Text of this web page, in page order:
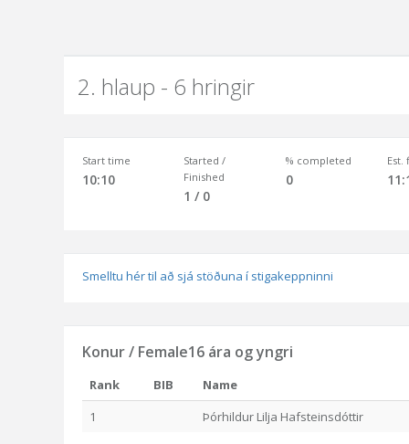
2. hlaup - 6 hringir
Start time
10:10
Started /
Finished
1 / 0
% completed
0
Est.
Smelltu hér til að sjá stöðuna í stigakeppninni
Konur / Female16 ára og yngri
Rank BIB
Name
1
Þórhildur Lilja Hafsteinsdóttir